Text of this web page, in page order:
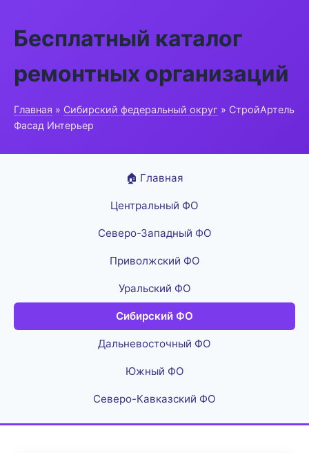
Бесплатный каталог
ремонтных организаций
Главная » Сибирский федеральный округ » СтройАртель
Фасад Интерьер
🏠 Главная
Центральный ФО
Северо-Западный ФО
Приволжский ФО
Уральский ФО
Сибирский ФО
Дальневосточный ФО
Южный ФО
Северо-Кавказский ФО